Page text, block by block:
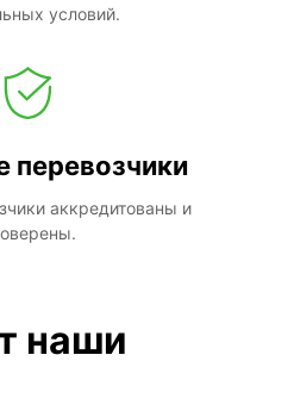
условий.
аккредитованы и
наши